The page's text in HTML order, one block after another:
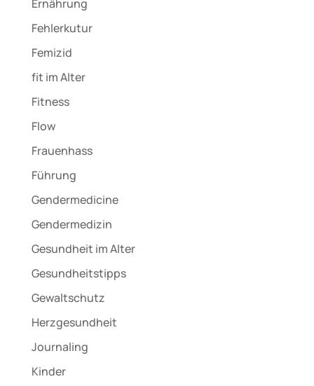
Ernährung
Fehlerkutur
Femizid
fit im Alter
Fitness
Flow
Frauenhass
Führung
Gendermedicine
Gendermedizin
Gesundheit im Alter
Gesundheitstipps
Gewaltschutz
Herzgesundheit
Journaling
Kinder